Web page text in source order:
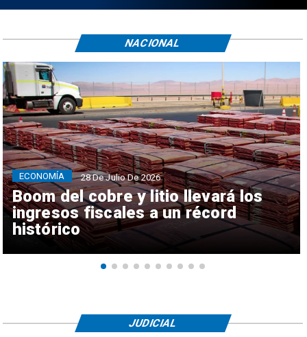
Boom del cobre y litio llevará los
ingresos fiscales a un récord
histórico
ECONOMÍA 28 De Julio De 2026
NACIONAL
JUDICIAL